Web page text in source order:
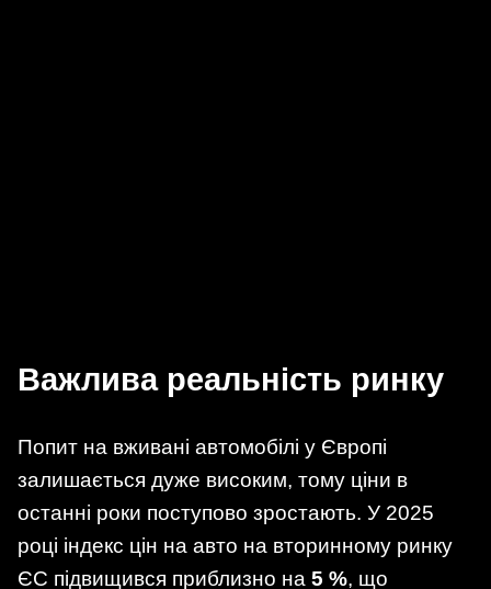
Важлива реальність ринку
Попит на вживані автомобілі у Європі
залишається дуже високим, тому ціни в
останні роки поступово зростають. У 2025
році індекс цін на авто на вторинному ринку
ЄС підвищився приблизно на 5 %, що